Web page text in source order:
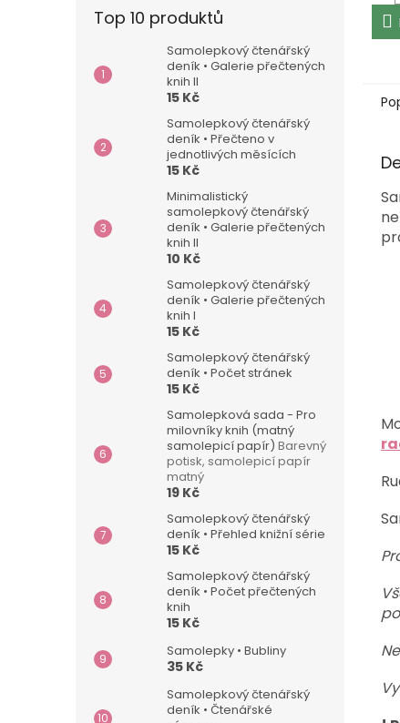
Top 10 produktů
Samolepkový čtenářský
deník • Galerie přečtených
knih II
15 Kč
Samolepkový čtenářský
deník • Přečteno v
jednotlivých měsících
15 Kč
Minimalistický
samolepkový čtenářský
deník • Galerie přečtených
knih II
10 Kč
Samolepkový čtenářský
deník • Galerie přečtených
knih I
15 Kč
Samolepkový čtenářský
deník • Počet stránek
15 Kč
Samolepková sada - Pro
milovníky knih (matný
samolepicí papír) Barevný
potisk, samolepicí papír
matný
19 Kč
Samolepkový čtenářský
deník • Přehled knižní série
15 Kč
Samolepkový čtenářský
deník • Počet přečtených
knih
15 Kč
Samolepky • Bubliny
35 Kč
Samolepkový čtenářský
deník • Čtenářské